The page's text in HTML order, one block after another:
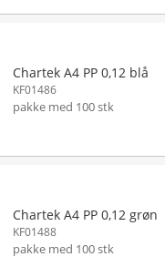
Chartek A4 PP 0,12 blå
KF01486
pakke med 100 stk
Chartek A4 PP 0,12 grøn
KF01488
pakke med 100 stk